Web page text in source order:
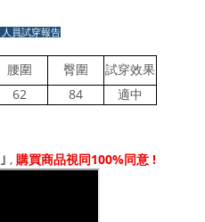
人員試穿報告
腰圍 臀圍 試穿效果
62 84 適中
｣ , 購買商品視同 100% 同意 !